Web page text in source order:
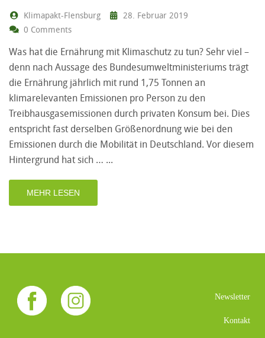
Klimapakt-Flensburg
28. Februar 2019
0 Comments
Was hat die Ernährung mit Klimaschutz zu tun? Sehr viel –
denn nach Aussage des Bundesumweltministeriums trägt
die Ernährung jährlich mit rund 1,75 Tonnen an
klimarelevanten Emissionen pro Person zu den
Treibhausgasemissionen durch privaten Konsum bei. Dies
entspricht fast derselben Größenordnung wie bei den
Emissionen durch die Mobilität in Deutschland. Vor diesem
Hintergrund hat sich …
MEHR LESEN
Newsletter
Kontakt